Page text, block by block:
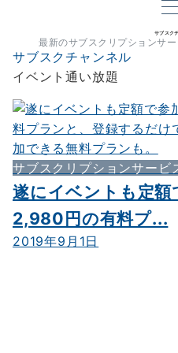
サブスク
最新のサブスクリプションサ
サブスクチャンネル
イベント通い放題
サブスクリプションサービ
遂にイベントも定額
2,980円の有料プ...
2019年9月1日